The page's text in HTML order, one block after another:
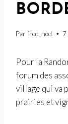
Par fred_noel 7
Pour la
forum des
village qui va
prairies et